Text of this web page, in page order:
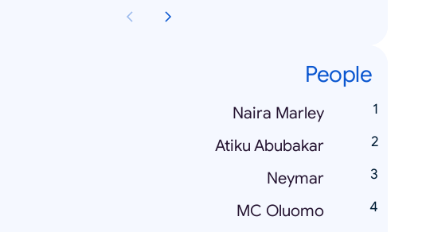
People
Naira Marley
Atiku Abubakar
Neymar
MC Oluomo